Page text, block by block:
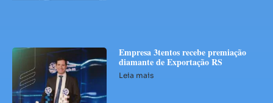
Empresa 3tentos recebe premiação
diamante de Exportação RS
Leia mais